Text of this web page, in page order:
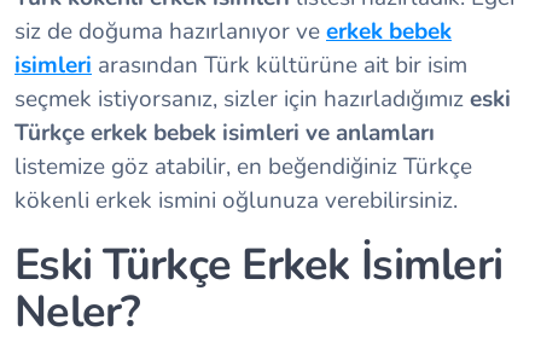
siz de doğuma hazırlanıyor veerkek bebek
isimleri arasından Türk kültürüne ait bir isim
seçmek istiyorsanız, sizler için hazırladığımızeski
Türkçe erkek bebek isimleri ve anlamları
listemize göz atabilir, en beğendiğiniz Türkçe
kökenli erkek ismini oğlunuza verebilirsiniz.
Eski Türkçe Erkek İsimleri
Neler?